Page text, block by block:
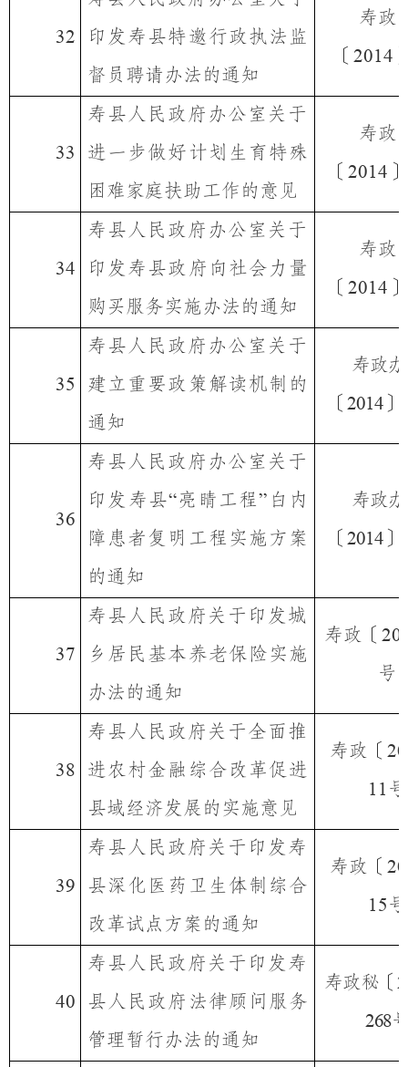
32
印发寿县特邀行政执法监
督员聘请办法的通知
寿政
〔 2014
33
寿县人民政府办公室关于
进一步做好计划生育特殊
困难家庭扶助工作的意见
寿政
〔 2014 〕
34
寿县人民政府办公室关于
印发寿县政府向社会力量
购买服务实施办法的通知
寿政
〔 2014 〕
35
寿县人民政府办公室关于
建立重要政策解读机制的
通知
寿政
〔 2014〕
36
寿县人民政府办公室关于
印发寿县“亮睛工程” 白内
障患者复明工程实施方案
的通知
寿政
〔 2014〕
37
寿县人民政府关于印发城
乡居民基本养老保险实施
办法的通知
寿政〔
号
38
寿县人民政府关于全面推
进农村金融综合改革促进
县域经济发展的实施意见
寿政〔
11 号
39
寿县人民政府关于印发寿
县深化医药卫生体制综合
改革试点方案的通知
寿政〔
15号
40
寿县人民政府关于印发寿
县人民政府法律顾问服务
管理暂行办法的通知
寿政秘〔
268